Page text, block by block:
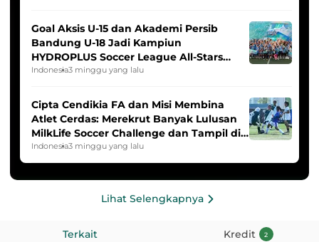
Goal Aksis U-15 dan Akademi Persib
Bandung U-18 Jadi Kampiun
HYDROPLUS Soccer League All-Stars
2025/2026
Indonesia3 minggu yang lalu
Cipta Cendikia FA dan Misi Membina
Atlet Cerdas: Merekrut Banyak Lulusan
MilkLife Soccer Challenge dan Tampil di
HYDROPLUS Soccer League
Indonesia3 minggu yang lalu
Lihat Selengkapnya
Terkait Kredit 2